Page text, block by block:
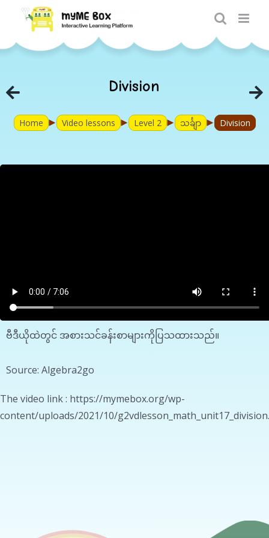
content
Division
Home ► Video lessons ► Level 2 ► သင်္ချာ ► Division
ဗီဒီယိုထဲတွင် အစားသင်ခန်းစာများကိုပြသထားသည်။
Source: Algebra2go
The video link : https://mymebox.org/wp-
content/uploads/2021/10/